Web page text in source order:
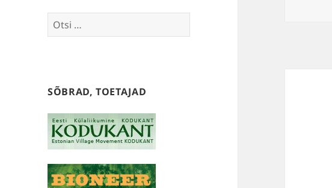
Otsi:
SÕBRAD, TOETAJAD